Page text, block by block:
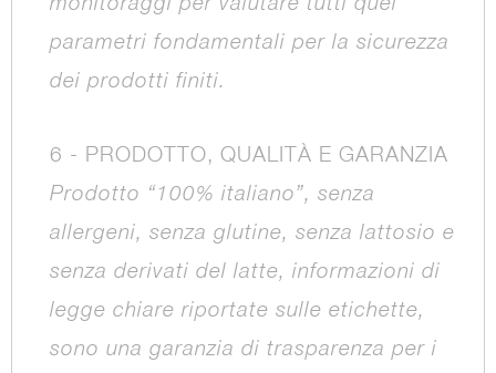
parametri fondamentali per la sicurezza
dei prodotti finiti.
6 - PRODOTTO, QUALITÀ E GARANZIA
Prodotto “100% italiano”, senza
allergeni, senza glutine, senza lattosio e
senza derivati del latte, informazioni di
legge chiare riportate sulle etichette,
sono una garanzia di trasparenza per i